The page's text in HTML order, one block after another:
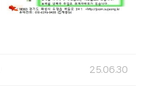
25.06.30